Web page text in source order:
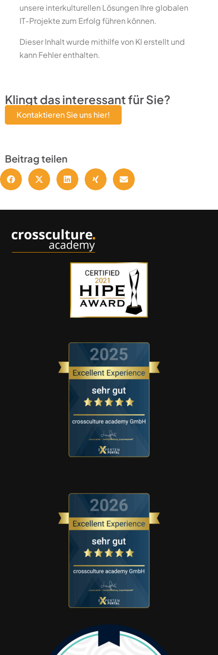
unsere interkulturellen Lösungen Ihre globalen
IT-Projekte zum Erfolg führen können.
Dieser Inhalt wurde mithilfe von KI erstellt und
kann Fehler enthalten.
Klingt das interessant für Sie?
Kontaktieren Sie uns hier!
Beitrag teilen